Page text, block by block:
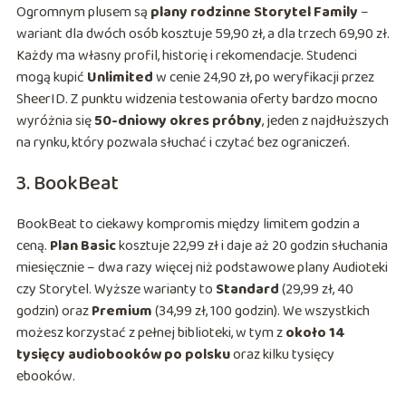
Ogromnym plusem są plany rodzinne Storytel Family –
wariant dla dwóch osób kosztuje 59,90 zł, a dla trzech 69,90 zł.
Każdy ma własny profil, historię i rekomendacje. Studenci
mogą kupić Unlimitedw cenie 24,90 zł, po weryfikacji przez
SheerID. Z punktu widzenia testowania oferty bardzo mocno
wyróżnia się50-dniowy okres próbny, jeden z najdłuższych
na rynku, który pozwala słuchać i czytać bez ograniczeń.
3. BookBeat
BookBeat to ciekawy kompromis między limitem godzin a
ceną. Plan Basickosztuje 22,99 zł i daje aż 20 godzin słuchania
miesięcznie – dwa razy więcej niż podstawowe plany Audioteki
czy Storytel. Wyższe warianty to Standard(29,99 zł, 40
godzin) orazPremium(34,99 zł, 100 godzin). We wszystkich
możesz korzystać z pełnej biblioteki, w tym zokoło 14
tysięcy audiobooków po polskuoraz kilku tysięcy
ebooków.